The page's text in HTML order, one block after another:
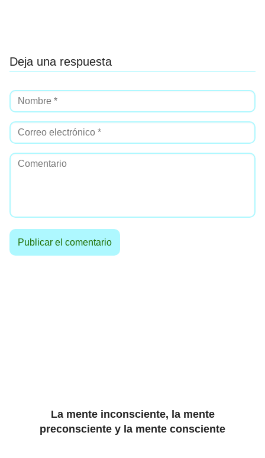
Deja una respuesta
La mente inconsciente, la mente
preconsciente y la mente consciente